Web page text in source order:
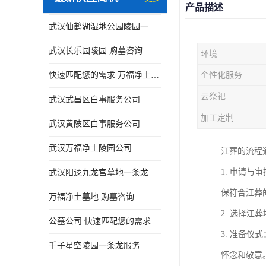
武汉仙鹤湖湿地公园陵园一条龙服务
武汉长乐园陵园 购墓咨询
快速匹配您的需求 万福净土墓地流程
武汉武昌区白事服务公司
武汉黄陂区白事服务公司
武汉万福净土陵园公司
武汉阳逻九龙宫墓地一条龙
万福净土墓地 购墓咨询
公墓公司 快速匹配您的需求
千子星空陵园一条龙服务
产品描述
环境
个性化服务
云祭祀
加工定制
江葬的流程
1. 申请与
保符合江葬
2. 选择江葬
3. 准备仪式
怀念和敬意